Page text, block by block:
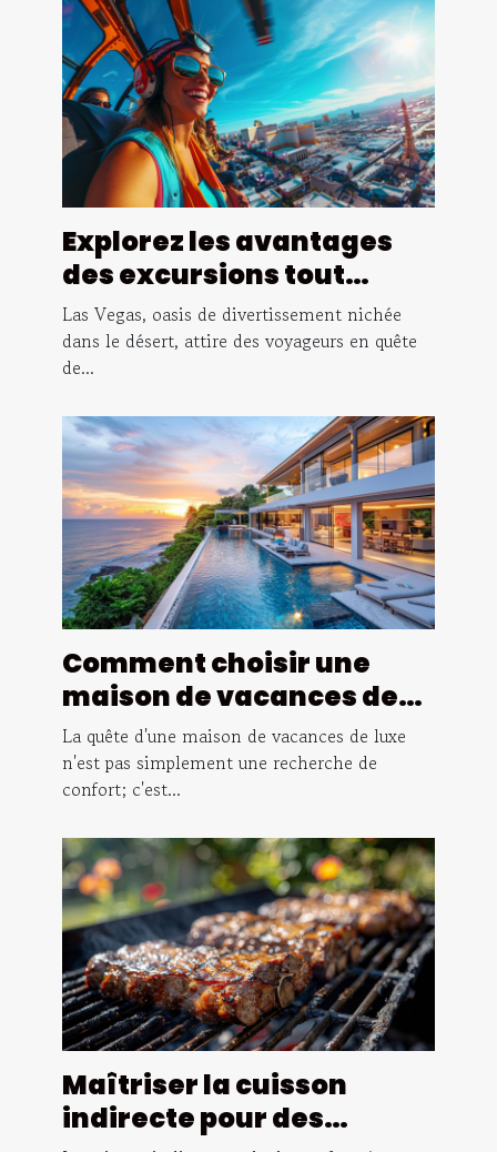
Explorez les avantages
des excursions tout
inclus à Las Vegas
Las Vegas, oasis de divertissement nichée
dans le désert, attire des voyageurs en quête
de...
Comment choisir une
maison de vacances de
luxe pour un séjour isolé
La quête d'une maison de vacances de luxe
n'est pas simplement une recherche de
confort; c'est...
Maîtriser la cuisson
indirecte pour des